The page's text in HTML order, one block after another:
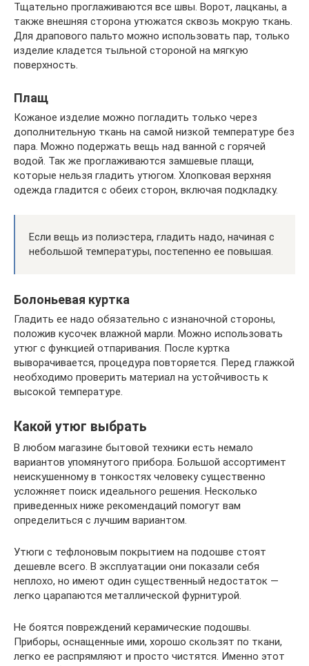
Тщательно проглаживаются все швы. Ворот, лацканы, а
также внешняя сторона утюжатся сквозь мокрую ткань.
Для драпового пальто можно использовать пар, только
изделие кладется тыльной стороной на мягкую
поверхность.
Плащ
Кожаное изделие можно погладить только через
дополнительную ткань на самой низкой температуре без
пара. Можно подержать вещь над ванной с горячей
водой. Так же проглаживаются замшевые плащи,
которые нельзя гладить утюгом. Хлопковая верхняя
одежда гладится с обеих сторон, включая подкладку.
Если вещь из полиэстера, гладить надо, начиная с
небольшой температуры, постепенно ее повышая.
Болоньевая куртка
Гладить ее надо обязательно с изнаночной стороны,
положив кусочек влажной марли. Можно использовать
утюг с функцией отпаривания. После куртка
выворачивается, процедура повторяется. Перед глажкой
необходимо проверить материал на устойчивость к
высокой температуре.
Какой утюг выбрать
В любом магазине бытовой техники есть немало
вариантов упомянутого прибора. Большой ассортимент
неискушенному в тонкостях человеку существенно
усложняет поиск идеального решения. Несколько
приведенных ниже рекомендаций помогут вам
определиться с лучшим вариантом.
Утюги с тефлоновым покрытием на подошве стоят
дешевле всего. В эксплуатации они показали себя
неплохо, но имеют один существенный недостаток —
легко царапаются металлической фурнитурой.
Не боятся повреждений керамические подошвы.
Приборы, оснащенные ими, хорошо скользят по ткани,
легко ее распрямляют и просто чистятся. Именно этот